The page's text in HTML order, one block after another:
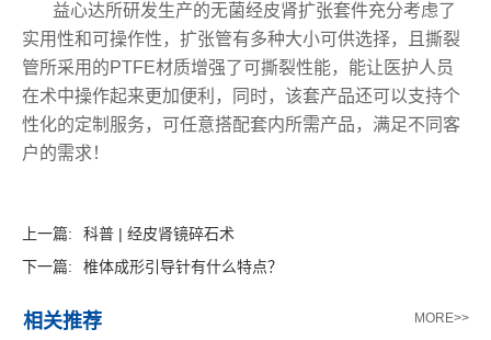
益心达所研发生产的无菌经皮肾扩张套件充分考虑了
实用性和可操作性，扩张管有多种大小可供选择，且撕裂
管所采用的PTFE材质增强了可撕裂性能，能让医护人员
在术中操作起来更加便利，同时，该套产品还可以支持个
性化的定制服务，可任意搭配套内所需产品，满足不同客
户的需求！
上一篇:
科普 | 经皮肾镜碎石术
下一篇:
椎体成形引导针有什么特点？
相关推荐 MORE>>